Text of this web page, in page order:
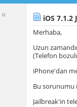
iOS 7.1.2
Merhaba,
Uzun
(Telefon
iPhone'dan
Bu sorunumu
Jailbreak'in